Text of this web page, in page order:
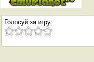
Голосуй за игру: